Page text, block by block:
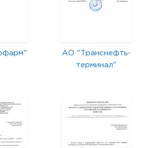
АО "Транснефть-
терминал"